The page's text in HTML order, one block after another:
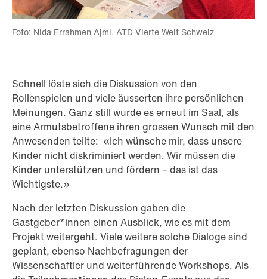
Foto: Nida Errahmen Ajmi, ATD Vierte Welt Schweiz
Schnell löste sich die Diskussion von den
Rollenspielen und viele äusserten ihre persönlichen
Meinungen. Ganz still wurde es erneut im Saal, als
eine Armutsbetroffene ihren grossen Wunsch mit den
Anwesenden teilte: «Ich wünsche mir, dass unsere
Kinder nicht diskriminiert werden. Wir müssen die
Kinder unterstützen und fördern – das ist das
Wichtigste.»
Nach der letzten Diskussion gaben die
Gastgeber*innen einen Ausblick, wie es mit dem
Projekt weitergeht. Viele weitere solche Dialoge sind
geplant, ebenso Nachbefragungen der
Wissenschaftler und weiterführende Workshops. Als